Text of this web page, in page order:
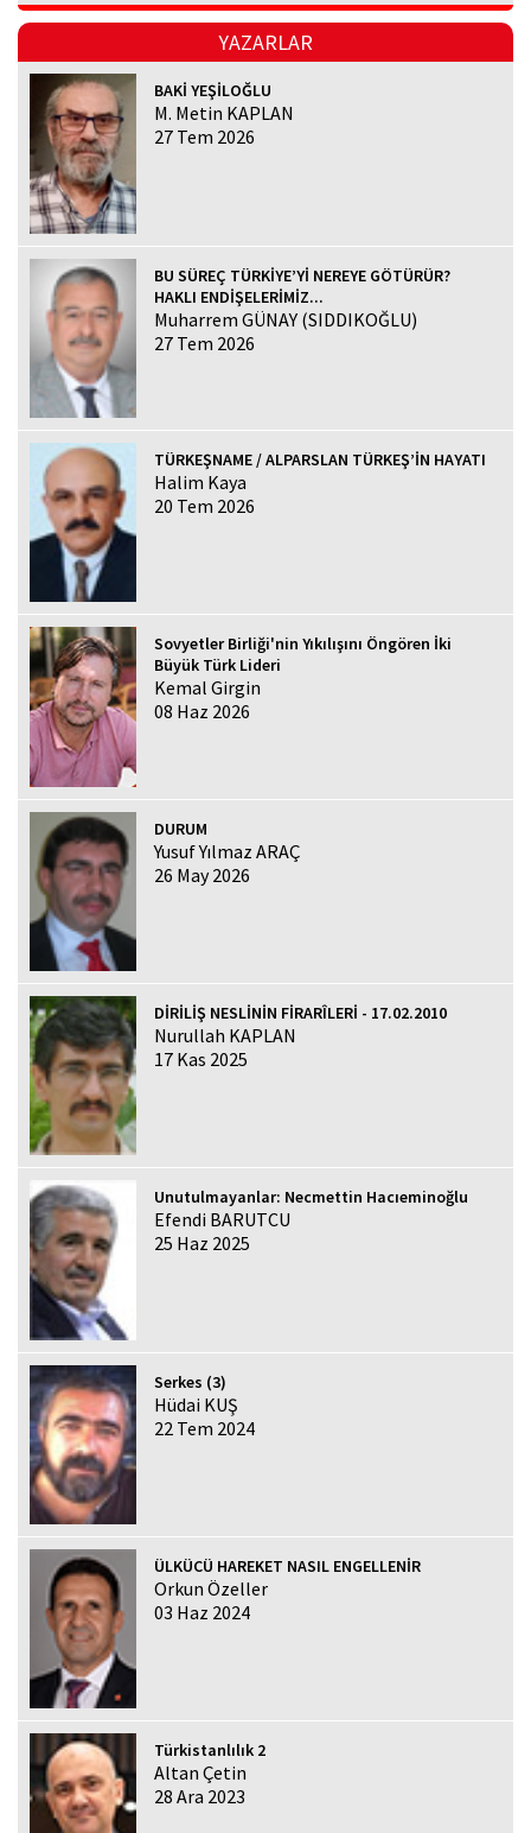
YAZARLAR
BAKİ YEŞİLOĞLU
M. Metin KAPLAN
27 Tem 2026
BU SÜREÇ TÜRKİYE’Yİ NEREYE GÖTÜRÜR?
HAKLI ENDİŞELERİMİZ...
Muharrem GÜNAY (SIDDIKOĞLU)
27 Tem 2026
TÜRKEŞNAME / ALPARSLAN TÜRKEŞ’İN HAYATI
Halim Kaya
20 Tem 2026
Sovyetler Birliği'nin Yıkılışını Öngören İki
Büyük Türk Lideri
Kemal Girgin
08 Haz 2026
DURUM
Yusuf Yılmaz ARAÇ
26 May 2026
DİRİLİŞ NESLİNİN FİRARÎLERİ - 17.02.2010
Nurullah KAPLAN
17 Kas 2025
Unutulmayanlar: Necmettin Hacıeminoğlu
Efendi BARUTCU
25 Haz 2025
Serkes (3)
Hüdai KUŞ
22 Tem 2024
ÜLKÜCÜ HAREKET NASIL ENGELLENİR
Orkun Özeller
03 Haz 2024
Türkistanlılık 2
Altan Çetin
28 Ara 2023